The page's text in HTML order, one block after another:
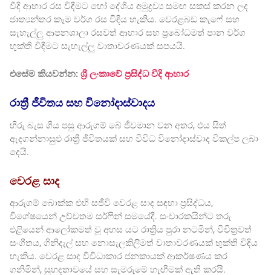
වීදි ආහාර රස විඳීමට හෝ දේශීය අමුද්‍රව්‍ය සමඟ සකස් කරන ලද
ජාත්‍යන්තර කෑම වර්ග රස විඳිය හැකිය. වෙරළබඩ කැෆේ සහ
සැහැල්ලු ආපනශාලා රසවත් ආහාර සහ ප්‍රබෝධමත් පාන වර්ග
භුක්ති විඳීමට සැහැල්ලු වාතාවරණයක් සපයයි.
එසේම කියවන්න: ශ්‍රී ලංකාවේ ප්‍රසිද්ධ වීදි ආහාර
රාත්‍රී ජීවිතය සහ විනෝදාස්වාදය
හිරු බැස ගිය පසු ආරුගම් බේ ජීවමාන වන අතර, එය සිත්
ඇදගන්නාසුළු රාත්‍රී ජීවිතයක් සහ විවිධ විනෝදාස්වාද විකල්ප ලබා
දෙයි.
වෙරළ සාද
ආරුගම් බොක්ක එහි සජීවී වෙරළ සාද සඳහා ප්‍රසිද්ධය,
විශේෂයෙන් උච්චතම සර්ෆින් සමයේදී. සංචාරකයින්ට තරු
එළියෙන් ආලෝකමත් වූ අහස යට රාත්‍රිය පුරා නටමින්, විචිත්‍රවත්
සංගීතය, ගිනිදැල් සහ නොසැලකිලිමත් වාතාවරණයක් භුක්ති විඳිය
හැකිය. වෙරළ සාද විවිධාකාර ජනකායක් ආකර්ෂණය කර
ගනිමින්, සුහදතාවයේ සහ සැමරුමේ හැඟීමක් ඇති කරයි.